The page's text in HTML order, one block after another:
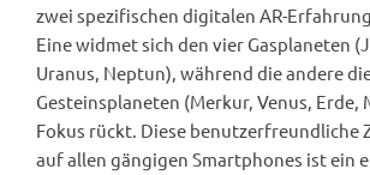
zwei spezifischen digitalen AR-
Eine widmet sich den vier Gasplaneten
Uranus, Neptun), während die andere
Gesteinsplaneten (Merkur, Venus, Erde,
Fokus rückt. Diese benutzerfreundliche
auf allen gängigen Smartphones ist ein